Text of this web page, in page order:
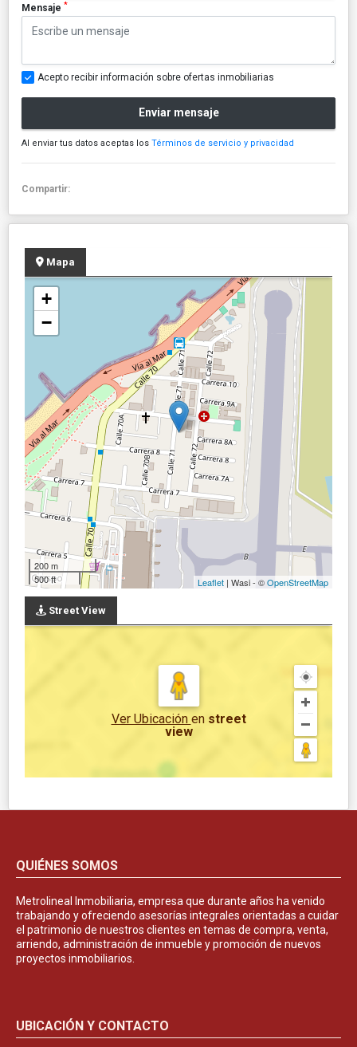
Mensaje *
Acepto recibir información sobre ofertas inmobiliarias
Enviar mensaje
Al enviar tus datos aceptas los Términos de servicio y privacidad
Compartir:
Mapa
+
−
200 m
500 ft
Leaflet | Wasi - ©OpenStreetMap
Street View
Ver Ubicación en street
view
QUIÉNES SOMOS
Metrolineal Inmobiliaria, empresa que durante años ha venido
trabajando y ofreciendo asesorías integrales orientadas a cuidar
el patrimonio de nuestros clientes en temas de compra, venta,
arriendo, administración de inmueble y promoción de nuevos
proyectos inmobiliarios.
UBICACIÓN Y CONTACTO